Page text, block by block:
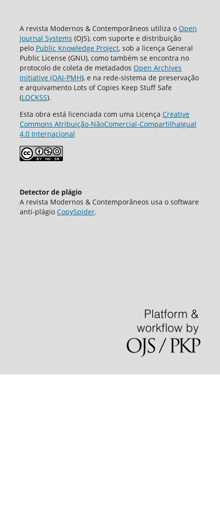
A revista Modernos & Contemporâneos utiliza o Open
Journal Systems (OJS), com suporte e distribuição
pelo Public Knowledge Project, sob a licença General
Public License (GNU), como também se encontra no
protocolo de coleta de metadados Open Archives
Initiative (OAI-PMH), e na rede-sistema de preservação
e arquivamento Lots of Copies Keep Stuff Safe
(LOCKSS).
Esta obra está licenciada com uma Licença Creative
Commons Atribuição-NãoComercial-CompartilhaIgual
4.0 Internacional
Detector de plágio
A revista Modernos & Contemporâneos usa o software
аnti-plágio CopySpider.